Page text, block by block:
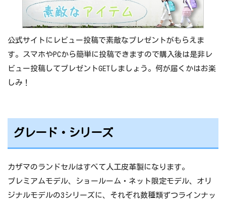
公式サイトにレビュー投稿で素敵なプレゼントがもらえま
す。スマホやPCから簡単に投稿できますので購入後は是非レ
ビュー投稿してプレゼントGETしましょう。何が届くかはお楽
しみ！
グレード・シリーズ
カザマのランドセルはすべて人工皮革製になります。
プレミアムモデル、ショールーム・ネット限定モデル、オリ
ジナルモデルの3シリーズに、それぞれ数種類ずつラインナッ